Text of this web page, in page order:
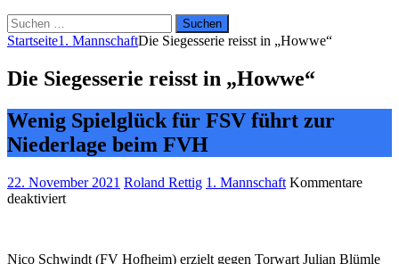
Suchen
nach:
Startseite1. MannschaftDie Siegesserie reisst in „Howwe“
Die Siegesserie reisst in „Howwe“
Wenig Spielglück für FSV führt zur
Niederlage beim FVH
22. November 2021 Roland Rettig 1. Mannschaft Kommentare
deaktiviertfür
Nico Schwindt (FV Hofheim) erzielt gegen Torwart Julian Blümle